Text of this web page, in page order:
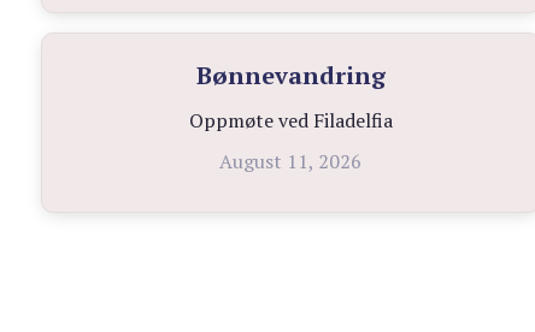
Bønnevandring
Oppmøte ved Filadelfia
August 11, 2026